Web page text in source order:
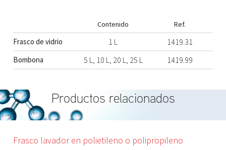
Contenido Ref.
Frasco de vidrio 1 L 1419.31
Bombona 5 L, 10 L, 20 L, 25 L 1419.99
Productos relacionados
Frasco lavador en polietileno o polipropileno